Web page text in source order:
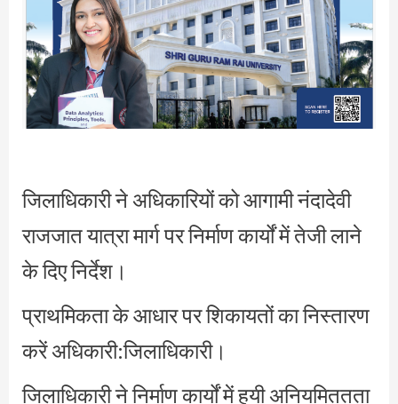
जिलाधिकारी ने अधिकारियों को आगामी नंदादेवी
राजजात यात्रा मार्ग पर निर्माण कार्यों में तेजी लाने
के दिए निर्देश।
प्राथमिकता के आधार पर शिकायतों का निस्तारण
करें अधिकारी:जिलाधिकारी।
जिलाधिकारी ने निर्माण कार्यों में हुयी अनियमिततता